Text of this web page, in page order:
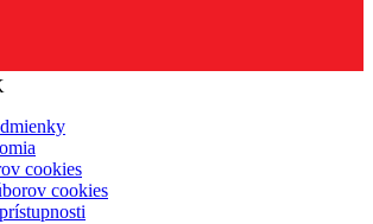
cookies
cookies